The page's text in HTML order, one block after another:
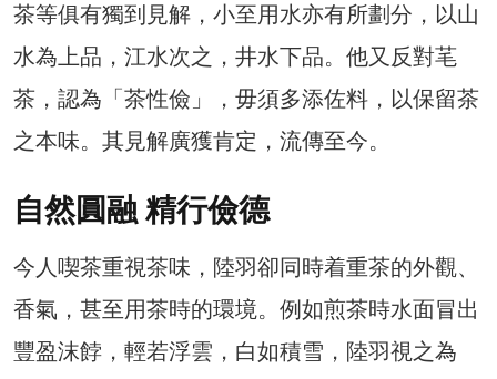
茶等俱有獨到見解，小至用水亦有所劃分，以山
水為上品，江水次之，井水下品。他又反對芼
茶，認為「茶性儉」，毋須多添佐料，以保留茶
之本味。其見解廣獲肯定，流傳至今。
自然圓融 精行儉德
今人喫茶重視茶味，陸羽卻同時着重茶的外觀、
香氣，甚至用茶時的環境。例如煎茶時水面冒出
豐盈沫餑，輕若浮雲，白如積雪，陸羽視之為